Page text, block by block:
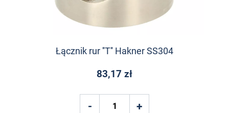
Łącznik rur ''T'' Hakner SS304
83,17 zł